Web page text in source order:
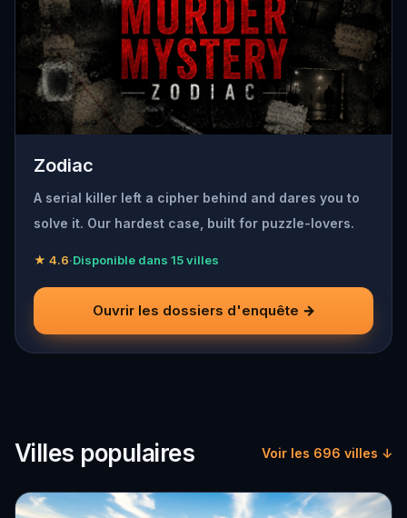
Zodiac
A serial killer left a cipher behind and dares you to
solve it. Our hardest case, built for puzzle-lovers.
★ 4.6·Disponible dans 15 villes
Ouvrir les dossiers d'enquête →
Villes populaires Voir les 696 villes ↓